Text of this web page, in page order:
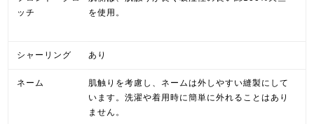
ッチ
を使用。
シャーリング あり
ネーム
肌触りを考慮し、ネームは外しやすい縫製にして
います。洗濯や着用時に簡単に外れることはあり
ません。